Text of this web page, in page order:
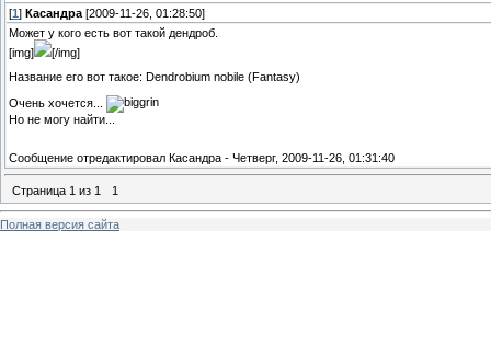
[1] Касандра [2009-11-26, 01:28:50]
Может у кого есть вот такой дендроб.
[img]
[/img]
Название его вот такое: Dendrobium nobile (Fantasy)
Очень хочется...
Но не могу найти...
Сообщение отредактировал Касандра - Четверг, 2009-11-26, 01:31:40
Страница 1 из 1 1
Полная версия сайта